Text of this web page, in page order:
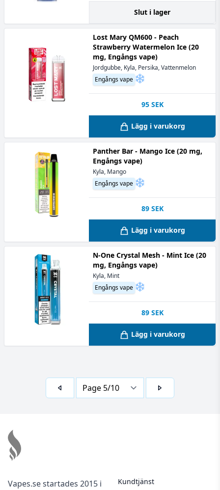
Slut i lager
Lost Mary QM600 - Peach
Strawberry Watermelon Ice (20
mg, Engångs vape)
Jordgubbe, Kyla, Persika, Vattenmelon
Engångs vape
95 SEK
Lägg i varukorg
Panther Bar - Mango Ice (20 mg,
Engångs vape)
Kyla, Mango
Engångs vape
89 SEK
Lägg i varukorg
N-One Crystal Mesh - Mint Ice (20
mg, Engångs vape)
Kyla, Mint
Engångs vape
89 SEK
Lägg i varukorg
Vapes.se startades 2015 i
Kundtjänst